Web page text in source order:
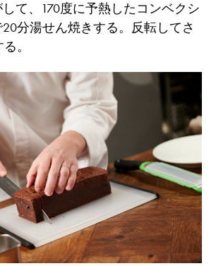
て、170度に予熱したコンベクシ
分湯せん焼きする。反転してさ
。